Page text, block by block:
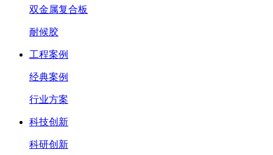
双金属复合板
耐候胶
工程案例
经典案例
行业方案
科技创新
科研创新